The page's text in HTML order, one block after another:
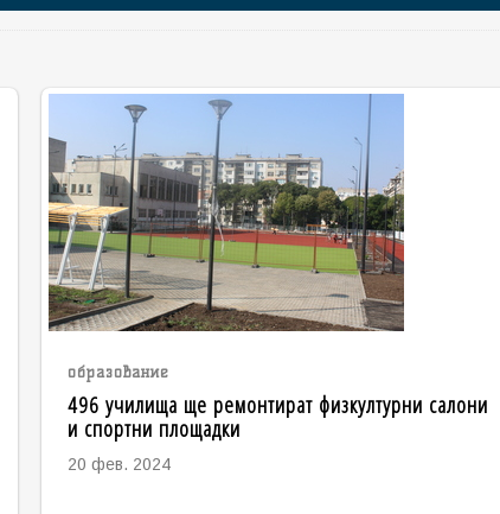
образование
496 училища ще ремонтират физкултурни салони
и спортни площадки
20 фев. 2024